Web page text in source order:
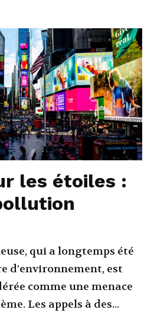
les étoiles :
qui a longtemps été
d'environnement, est
comme une menace
Les appels à des...